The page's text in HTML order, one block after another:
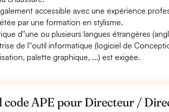
accessible avec une expérience
par une formation en stylisme.
d''une ou plusieurs langues étrangères
de l''outil informatique (logiciel de
palette graphique, ...) est exigée.
code APE pour Directeur /